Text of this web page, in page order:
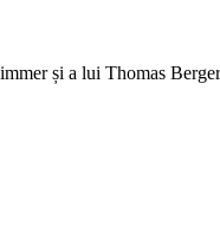
și a lui Thomas